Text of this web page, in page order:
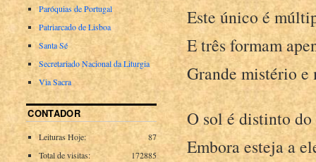
Este único é
E três formam
Grande mistério
O sol é distinto
Embora esteja a
Paróquias de Portugal
Patriarcado de Lisboa
Santa Sé
Secretariado Nacional da Liturgia
Via Sacra
CONTADOR
87
Leituras Hoje:
172885
Total de visitas: